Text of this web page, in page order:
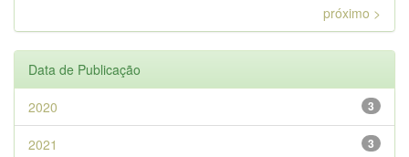
próximo >
Data de Publicação
3
2020
3
2021